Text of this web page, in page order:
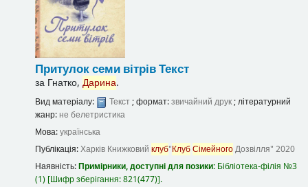
Притулок семи вітрівТекст
за Гнатко, Дарина.
Вид матеріалу: Текст; формат:звичайний друк; літературний
жанр: не белетристика
Мова:українська
Публікація:Харків Книжковий клуб"КлубСімейногоДозвілля" 2020
Наявність:Примірники, доступні для позики: Бібліотека-філія №3
(1) Шифр зберігання:821(477) .